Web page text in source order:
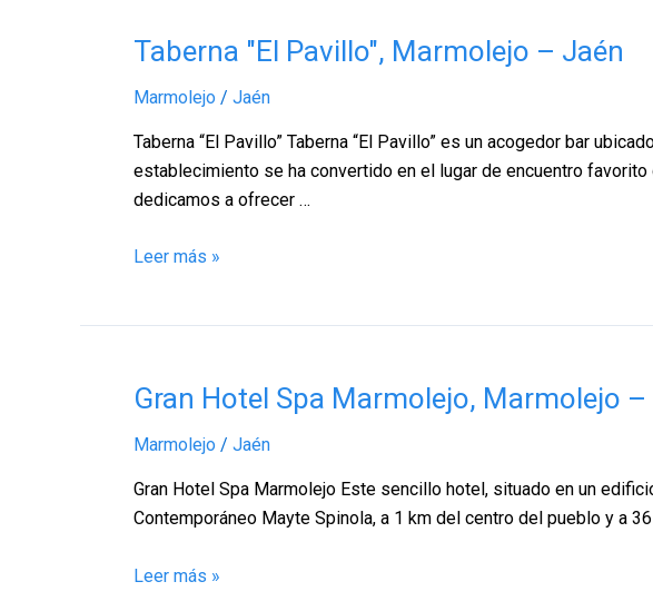
Taberna "El Pavillo", Marmolejo – Jaén
Marmolejo / Jaén
Taberna “El Pavillo” Taberna “El Pavillo” es un acogedor bar
establecimiento se ha convertido en el lugar de encuentro favorito
dedicamos a ofrecer …
Taberna
Pavillo",
Marmolejo
Jaén
Leer más »
Gran Hotel Spa Marmolejo, Marmolejo –
Marmolejo / Jaén
Gran Hotel Spa Marmolejo Este sencillo hotel, situado en un
Contemporáneo Mayte Spinola, a 1 km del centro del pueblo y a
Gran
Spa
Marmolejo,
Marmolejo
Jaén
Leer más »